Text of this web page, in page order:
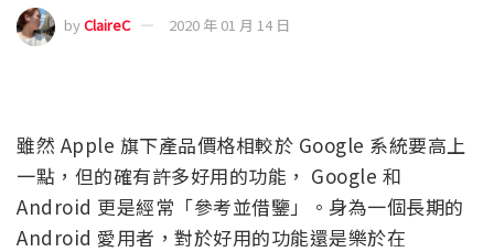
byClaireC 2020 年 01 月 14 日
雖然 Apple 旗下產品價格相較於 Google 系統要高上
一點，但的確有許多好用的功能， Google 和
Android 更是經常「參考並借鑒」。身為一個長期的
Android 愛用者，對於好用的功能還是樂於在